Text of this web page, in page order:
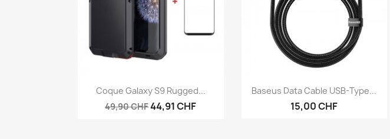
Aperçu rapide
Coque Galaxy S9 Rugged...
49,90 CHF44,91 CHF
Aperçu rapide
Baseus Data Cable USB-Type...
15,00 CHF